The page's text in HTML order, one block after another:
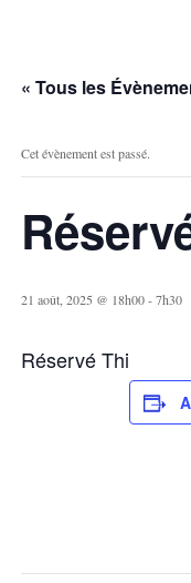
« Tous les
Cet évènement est passé.
21 août, 2025 @ 18h00-7h30
Réservé Thi